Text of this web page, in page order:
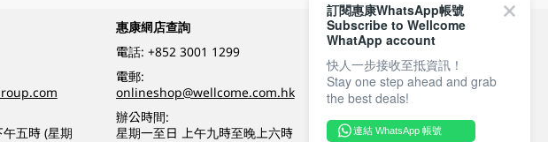
五時 (星期
惠康網店查詢
電話: +852 3001 1299
電郵:
onlineshop@wellcome.com.hk
辦公時間:
星期一至日 上午九時至晚上六時
付款方式
關注我們
訂閱惠康WhatsApp帳號
Subscribe to Wellcome
WhatApp account
快人一步接收至抵資訊！
Stay one step ahead and grab
the best deals!
連結 WhatsApp 帳號